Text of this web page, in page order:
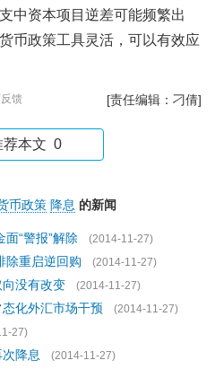
中资本项目逆差可能频繁出
币政策工具灵活，可以有效应
馈 [责任编辑：刁倩]
荐本文 0
币政策 降息 的新闻
“警报”解除
(2014-11-27)
除重启逆回购
(2014-11-27)
没有改变
(2014-11-27)
化外汇市场干预
(2014-11-27)
27)
降息 (2014-11-27)